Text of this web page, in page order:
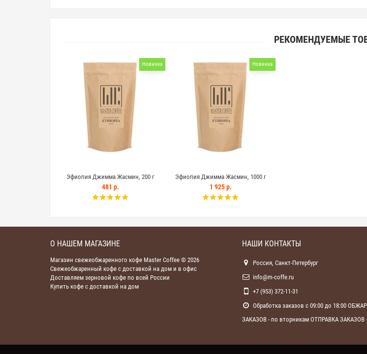
РЕКОМЕНДУЕМЫЕ
Новинка
Эфиопия Джимма Жасмин, 200 г
481 р.
Новинка
Эфиопия Джимма Жасмин, 1000 г
1 925 р.
О НАШЕМ МАГАЗИНЕ
Магазин свежеобжаренного кофе Master Coffee © 2026
Свежеобжаренный кофе с доставкой на дом и в офис
Доставляем зерновой кофе по всей России
Купить кофе с доставкой на дом
НАШИ КОНТАКТЫ
Россия, Санкт-Петербург
info@m-coffe.ru
+7 (953) 372-11-31
Обработка заказов с 09:00 до 18:00
ЗАКАЗОВ - по вторникам ОТПРАВКА ЗАКАЗОВ